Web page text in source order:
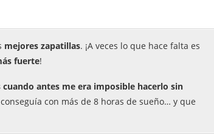
mejores zapatillas. ¡A veces lo que hace falta es
fuerte!
antes me era imposible hacerlo sin
con más de 8 horas de sueño… y que